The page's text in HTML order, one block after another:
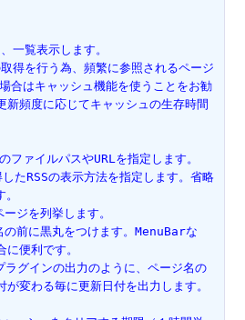
一覧表示します。
得を行う為、頻繁に参照されるページ
合はキャッシュ機能を使うことをお勧
新頻度に応じてキャッシュの生存時間
ファイルパスやURLを指定します。
たRSSの表示方法を指定します。省略
を列挙します。
前に黒丸をつけます。MenuBarな
便利です。
インの出力のように、ページ名の
変わる毎に更新日付を出力します。